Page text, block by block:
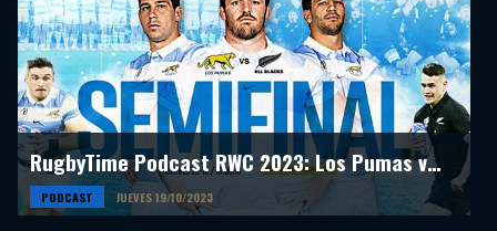
RugbyTime Podcast RWC 2023: Los Pumas vs All Blacks
PODCAST JUEVES 19/10/2023